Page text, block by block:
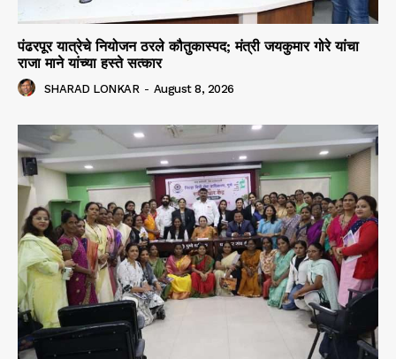
पंढरपूर यात्रेचे नियोजन ठरले कौतुकास्पद; मंत्री जयकुमार गोरे यांचा
राजा माने यांच्या हस्ते सत्कार
SHARAD LONKAR - August 8, 2026